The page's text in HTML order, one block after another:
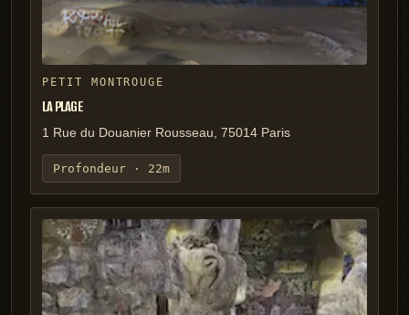
PETIT MONTROUGE
LA PLAGE
1 Rue du Douanier Rousseau, 75014 Paris
Profondeur · 22m